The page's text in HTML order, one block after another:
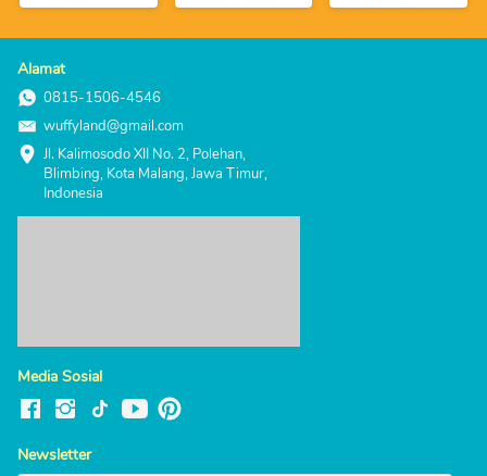
Alamat
0815-1506-4546
wuffyland@gmail.com
Jl. Kalimosodo XII No. 2, Polehan,
Blimbing, Kota Malang, Jawa Timur,
Indonesia
Media Sosial
Newsletter